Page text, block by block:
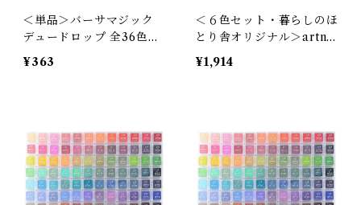
＜単品＞バーサマジック
デュードロップ 全36色｜
ツキネコ［水性インクパッ
ド チョーク パステルカラ
¥363
＜６色セット・暮らしのほ
とり舎オリジナル＞artnic
S (アートニック) 全96色
｜ツキネコ［ちょっとお得
¥1,914